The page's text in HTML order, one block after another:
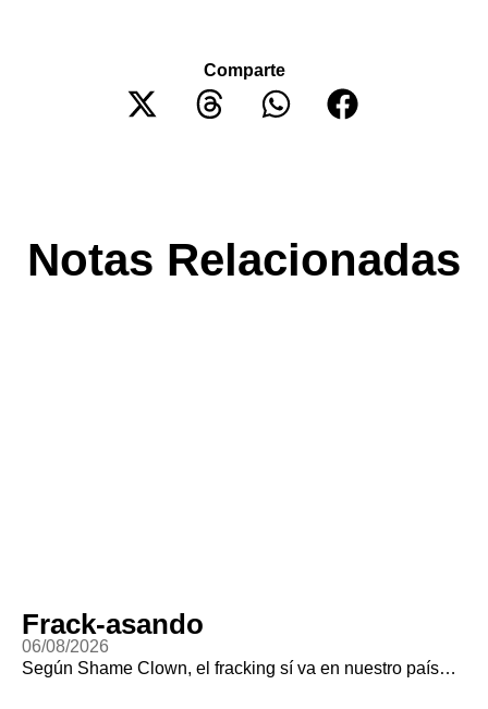
Comparte
Notas Relacionadas
Frack-asando
06/08/2026
Según Shame Clown, el fracking sí va en nuestro país…